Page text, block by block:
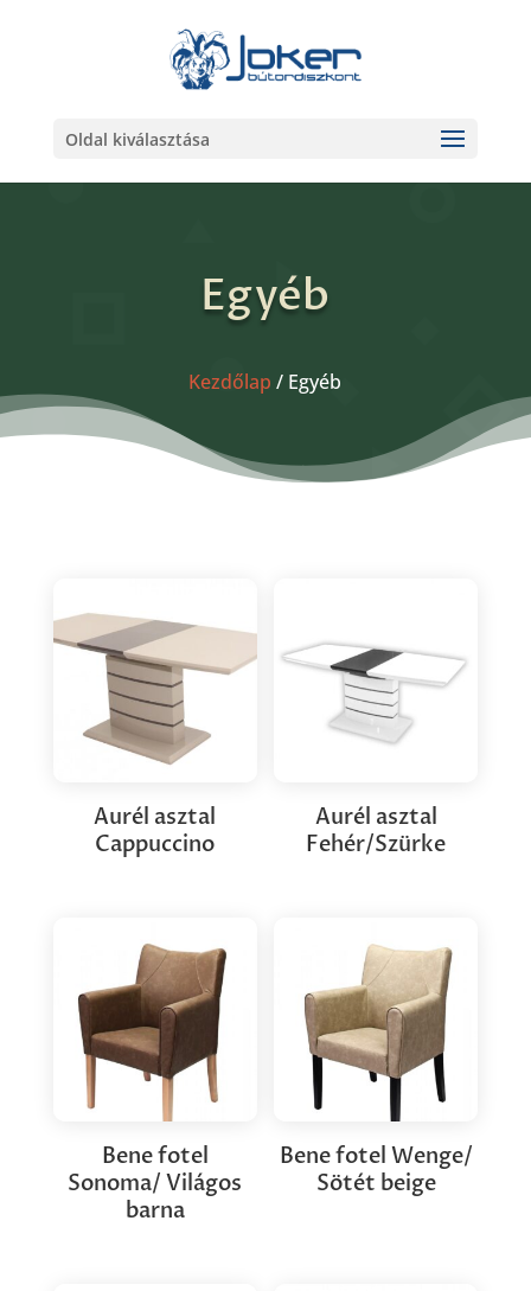
Oldal kiválasztása
Egyéb
Kezdőlap / Egyéb
Aurél asztal
Cappuccino
Aurél asztal
Fehér/Szürke
Bene fotel
Sonoma/ Világos
barna
Bene fotel Wenge/
Sötét beige